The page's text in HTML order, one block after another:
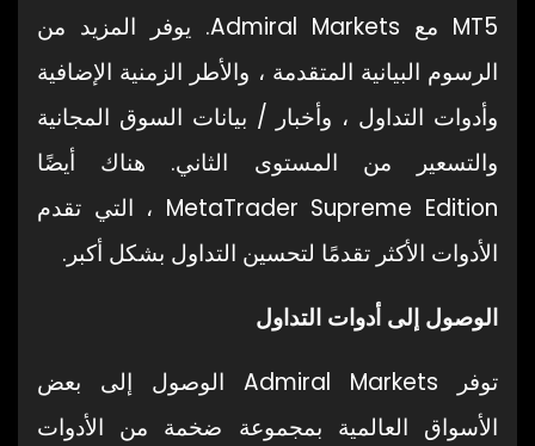
MT5 مع Admiral Markets. يوفر المزيد من
الرسوم البيانية المتقدمة ، والأطر الزمنية الإضافية
وأدوات التداول ، وأخبار / بيانات السوق المجانية
والتسعير من المستوى الثاني. هناك أيضًا
MetaTrader Supreme Edition ، التي تقدم
الأدوات الأكثر تقدمًا لتحسين التداول بشكل أكبر.
الوصول إلى أدوات التداول
توفر Admiral Markets الوصول إلى بعض
الأسواق العالمية بمجموعة ضخمة من الأدوات